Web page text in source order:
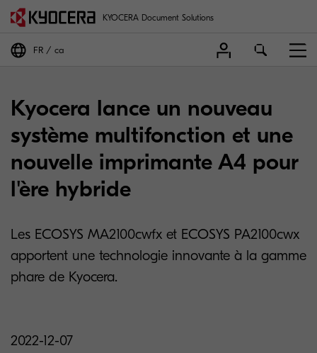
KYOCERA Document Solutions
FR ca
Kyocera lance un nouveau
système multifonction et une
nouvelle imprimante A4 pour
l'ère hybride
Les ECOSYS MA2100cwfx et ECOSYS PA2100cwx
apportent une technologie innovante à la gamme
phare de Kyocera.
2022-12-07